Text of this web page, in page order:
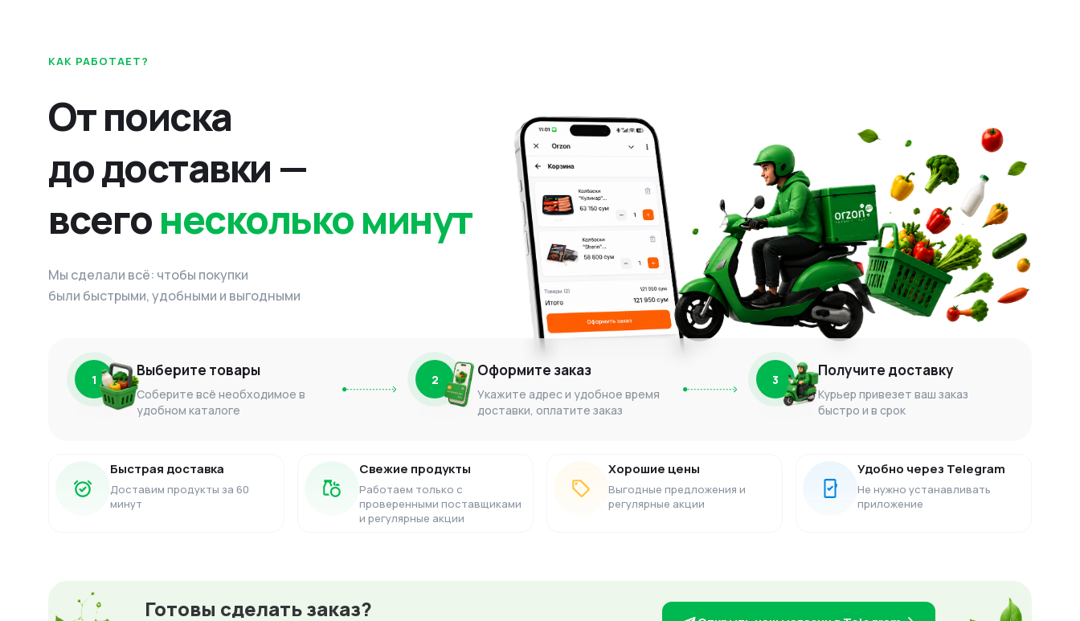
КАК РАБОТАЕТ?
От поиска
до доставки —
всегонесколько минут
Мы сделали всё: чтобы покупки
были быстрыми, удобными и выгодными
1 Выберите товары
Соберите всё необходимое в
удобном каталоге
2 Оформите заказ
Укажите адрес и удобное время
доставки, оплатите заказ
3 Получите доставку
Курьер привезет ваш заказ
быстро и в срок
Быстрая доставка
Доставим продукты за 60
минут
Свежие продукты
Работаем только с
проверенными поставщиками
и регулярные акции
Хорошие цены
Выгодные предложения и
регулярные акции
Удобно через Telegram
Не нужно устанавливать
приложение
Готовы сделать заказ?